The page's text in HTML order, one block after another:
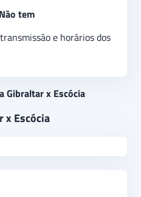
tem
e horários dos
Gibraltar x Escócia
x Escócia